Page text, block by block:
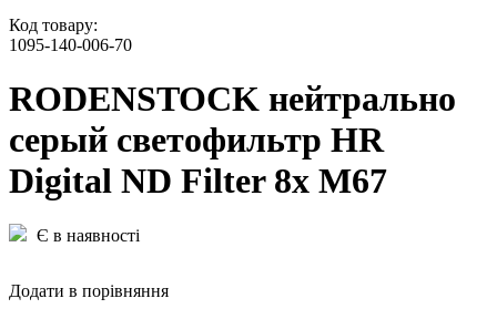
Код товару:
1095-140-006-70
RODENSTOCK нейтрально
серый светофильтр HR
Digital ND Filter 8x M67
Є в наявності
Додати в порівняння